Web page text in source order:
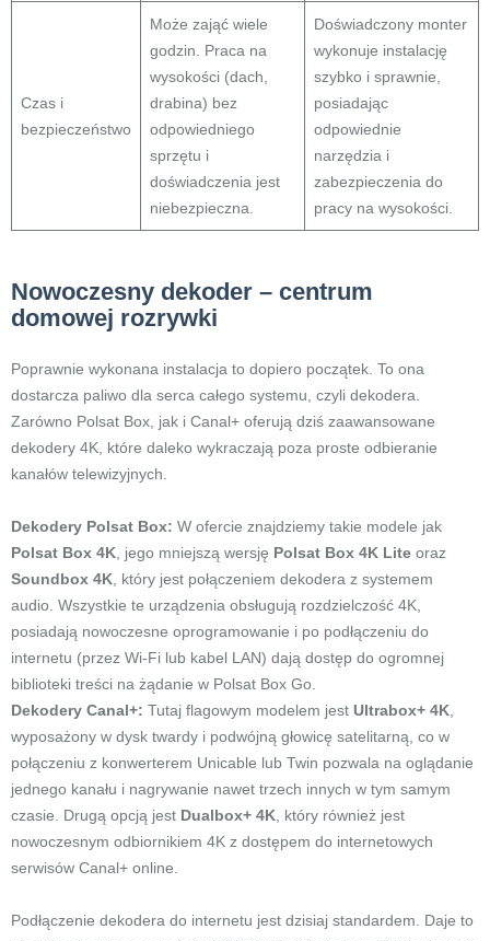
Czas i
bezpieczeństwo
Może zająć wiele
godzin. Praca na
wysokości (dach,
drabina) bez
odpowiedniego
sprzętu i
doświadczenia jest
niebezpieczna.
Doświadczony monter
wykonuje instalację
szybko i sprawnie,
posiadając
odpowiednie
narzędzia i
zabezpieczenia do
pracy na wysokości.
Nowoczesny dekoder – centrum
domowej rozrywki
Poprawnie wykonana instalacja to dopiero początek. To ona
dostarcza paliwo dla serca całego systemu, czyli dekodera.
Zarówno Polsat Box, jak i Canal+ oferują dziś zaawansowane
dekodery 4K, które daleko wykraczają poza proste odbieranie
kanałów telewizyjnych.
Dekodery Polsat Box: W ofercie znajdziemy takie modele jak
Polsat Box 4K , jego mniejszą wersję Polsat Box 4K Lite oraz
Soundbox 4K , który jest połączeniem dekodera z systemem
audio. Wszystkie te urządzenia obsługują rozdzielczość 4K,
posiadają nowoczesne oprogramowanie i po podłączeniu do
internetu (przez Wi-Fi lub kabel LAN) dają dostęp do ogromnej
biblioteki treści na żądanie w Polsat Box Go.
Dekodery Canal+: Tutaj flagowym modelem jest Ultrabox+ 4K
wyposażony w dysk twardy i podwójną głowicę satelitarną, co w
połączeniu z konwerterem Unicable lub Twin pozwala na oglądanie
jednego kanału i nagrywanie nawet trzech innych w tym samym
czasie. Drugą opcją jest Dualbox+ 4K , który również jest
nowoczesnym odbiornikiem 4K z dostępem do internetowych
serwisów Canal+ online.
Podłączenie dekodera do internetu jest dzisiaj standardem. Daje to